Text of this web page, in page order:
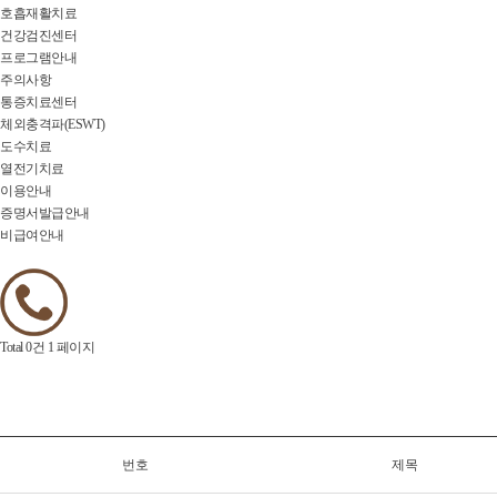
호흡재활치료
건강검진센터
프로그램안내
주의사항
통증치료센터
체외충격파(ESWT)
도수치료
열전기치료
이용안내
증명서발급안내
비급여안내
Total 0건 1 페이지
번호 제목